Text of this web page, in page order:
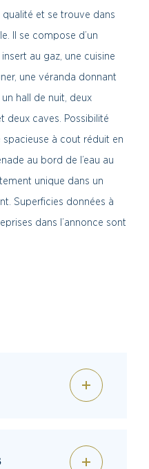
et se trouve dans
Il se compose d’un
au gaz, une cuisine
une véranda donnant
hall de nuit, deux
deux caves. Possibilité
spacieuse à cout réduit en
au bord de l’eau au
unique dans un
Superficies données à
dans l’annonce sont